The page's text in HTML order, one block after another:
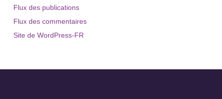
Flux des publications
Flux des commentaires
Site de WordPress-FR